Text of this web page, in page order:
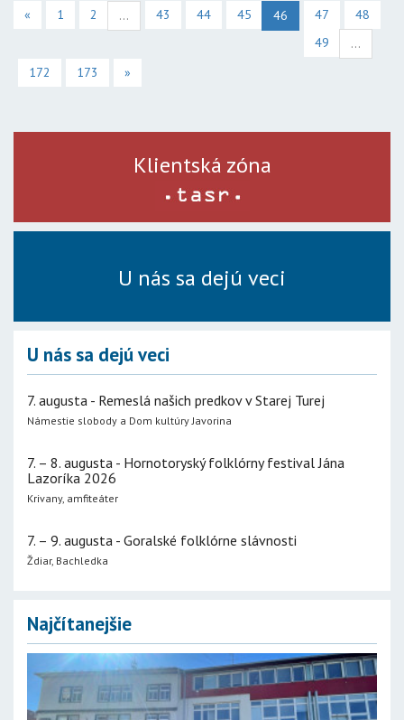
« 1 2 ... 43 44 45 46 47
48
49
...
172
173 »
Klientská zóna
U nás sa dejú veci
U nás sa dejú veci
7. augusta - Remeslá našich predkov v Starej Turej
Námestie slobody a Dom kultúry Javorina
7. – 8. augusta - Hornotoryský folklórny festival Jána
Lazoríka 2026
Krivany, amfiteáter
7. – 9. augusta - Goralské folklórne slávnosti
Ždiar, Bachledka
Najčítanejšie